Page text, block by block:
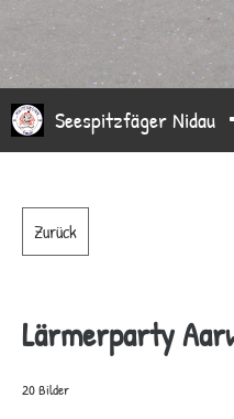
Seespitzfäger Nidau
Zurück
Lärmerparty
20 Bilder